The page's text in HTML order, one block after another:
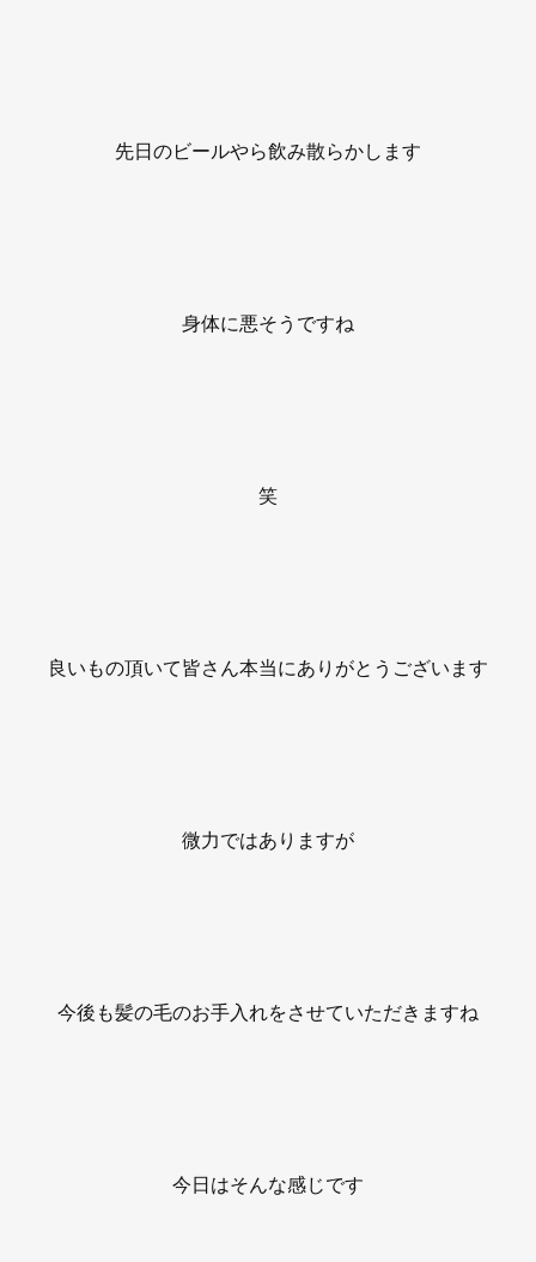
先日のビールやら飲み散らかします
身体に悪そうですね
笑
良いもの頂いて皆さん本当にありがとうございます
微力ではありますが
今後も髪の毛のお手入れをさせていただきますね
今日はそんな感じです